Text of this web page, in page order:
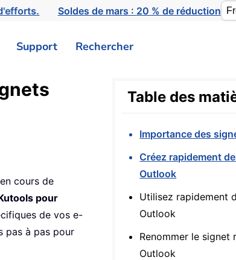
Soldes de mars : 20 % de réduction
Support Rechercher
cours de
pour
de vos e-
pas à pas pour
Table des
Importance des
Créez rapidement
Outlook
Utilisez rapidement
Outlook
Renommer le signet
Outlook